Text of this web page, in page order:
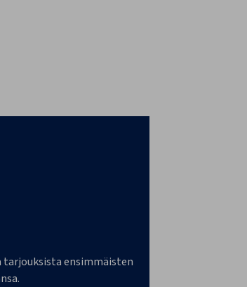
tarjouksista ensimmäisten